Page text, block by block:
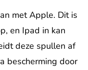
met Apple. Dit is
en Ipad in kan
deze spullen af
bescherming door